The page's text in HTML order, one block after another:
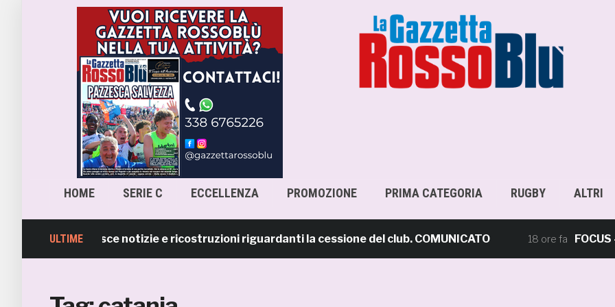
HOME SERIE C ECCELLENZA PROMOZIONE PRIMA CATEGORIA RUGBY ALTRI
ULTIME
smentisce notizie e ricostruzioni riguardanti la cessione del club. COMUNICATO 18 ore fa FOCUS –